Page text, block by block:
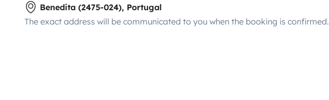
Benedita (2475-024), Portugal
The exact address will be communicated to you when the booking is confirmed.